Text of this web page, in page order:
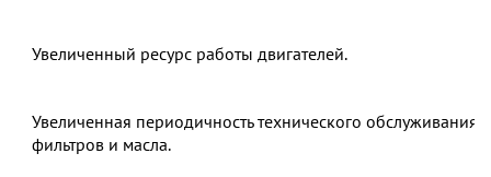
Увеличенный ресурс работы двигателей.
Увеличенная периодичность технического обслуживания,
фильтров и масла.